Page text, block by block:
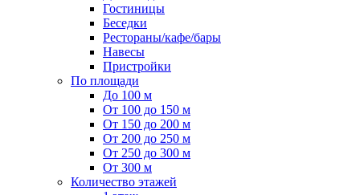
Гостиницы
Беседки
Рестораны/кафе/бары
Навесы
Пристройки
По площади
До 100 м
От 100 до 150 м
От 150 до 200 м
От 200 до 250 м
От 250 до 300 м
От 300 м
Количество этажей